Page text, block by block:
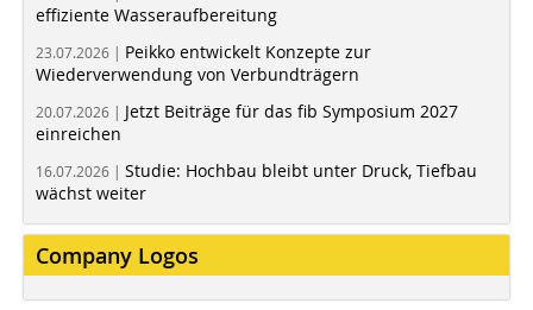
effiziente Wasseraufbereitung
23.07.2026 | Peikko entwickelt Konzepte zur
Wiederverwendung von Verbundträgern
20.07.2026 | Jetzt Beiträge für das fib Symposium 2027
einreichen
16.07.2026 | Studie: Hochbau bleibt unter Druck, Tiefbau
wächst weiter
Company Logos